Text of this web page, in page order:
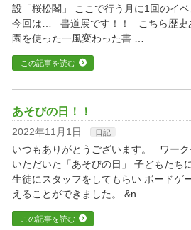
設「桜松閣」 ここで行う月に1回のイ
今回は… 書道展です！！ こちら歴史
園を使った一風変わった書 …
この記事を読む
あそびの日！！
2022年11月1日 日記
いつもありがとうございます。 ワー
いただいた「あそびの日」 子どもたち
生徒にスタッフをしてもらい ボードゲ
えることができました。 &n …
この記事を読む